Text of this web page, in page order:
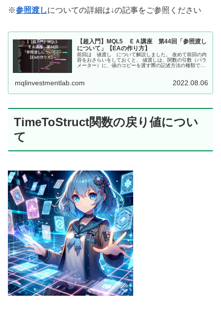
※参照渡しについての詳細は↓の記事をご参照ください
【超入門】MQL5 ＥＡ講座 第44回「参照渡し
について」【EAの作り方】
前回は 値渡し について解説しました。 改めて前回の内
容をおさらいをしておくと、 値渡しは、関数の引数（パラ
メーター）に、値のコピーを渡す際の記述方法の種類であ
mqlinvestmentlab.com 2022.08.06
TimeToStruct関数の戻り値につい
て